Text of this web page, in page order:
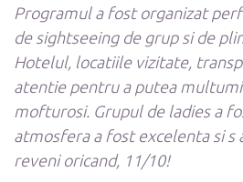
Programul a fost organizat
de sightseeing de grup si de
Hotelul, locatiile vizitate,
atentie pentru a putea multumi
mofturosi. Grupul de ladies a
atmosfera a fost excelenta si s
reveni oricand, 11/10!